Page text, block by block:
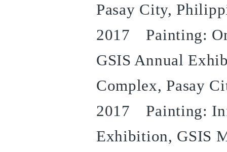
Pasay City,
2017 Painting:
GSIS Annual
Complex, Pasay
2017 Painting:
Exhibition, GSIS